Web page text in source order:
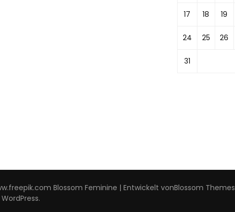
17 18 19
24 25 26
31
Blossom Feminine | Entwickelt vonBlossom Themes
WordPress.